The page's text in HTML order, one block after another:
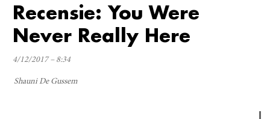
Recensie: You Were
Never Really Here
4/12/2017 – 8:34
Shauni De Gussem